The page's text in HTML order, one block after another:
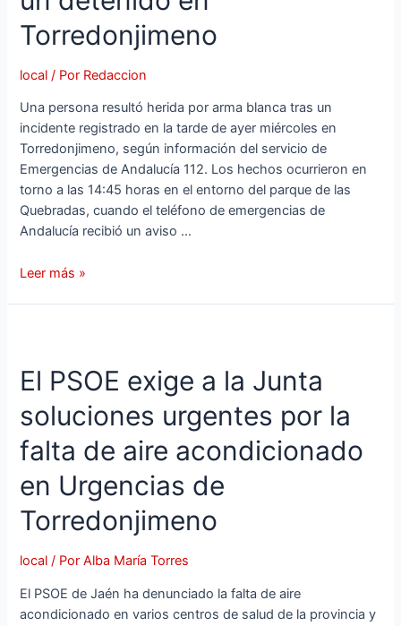
Torredonjimeno
local / Por Redaccion
Una persona resultó herida por arma blanca tras un
incidente registrado en la tarde de ayer miércoles en
Torredonjimeno, según información del servicio de
Emergencias de Andalucía 112. Los hechos ocurrieron en
torno a las 14:45 horas en el entorno del parque de las
Quebradas, cuando el teléfono de emergencias de
Andalucía recibió un aviso …
Leer más »
El PSOE exige a la Junta
soluciones urgentes por la
falta de aire acondicionado
en Urgencias de
Torredonjimeno
local / PorAlba María Torres
El PSOE de Jaén ha denunciado la falta de aire
acondicionado en varios centros de salud de la provincia y